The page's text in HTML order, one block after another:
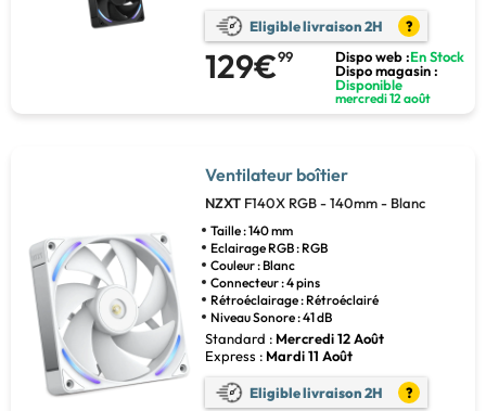
Eligible livraison 2H ?
129€99 Dispo web :En Stock
Dispo magasin :
Disponible
mercredi 12 août
Ventilateur boîtier
NZXT F140X RGB - 140mm - Blanc
Taille : 140 mm
Eclairage RGB : RGB
Couleur : Blanc
Connecteur : 4 pins
Rétroéclairage : Rétroéclairé
Niveau Sonore : 41 dB
Standard : Mercredi 12 Août
Express : Mardi 11 Août
Eligible livraison 2H ?